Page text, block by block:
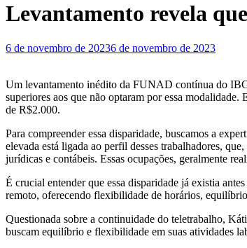
Levantamento revela
Posted on
6 de novembro de 20236 de novembro de 2023
Um levantamento inédito da FUNAD contínua do
superiores aos que não optaram por essa
de R$2.000.
Para compreender essa disparidade, buscamos a
elevada está ligada ao perfil desses trabalhadores,
jurídicas e contábeis. Essas ocupações, geralmente
É crucial entender que essa disparidade já existia
remoto, oferecendo flexibilidade de horários,
Questionada sobre a continuidade do teletrabalho,
buscam equilíbrio e flexibilidade em suas atividades